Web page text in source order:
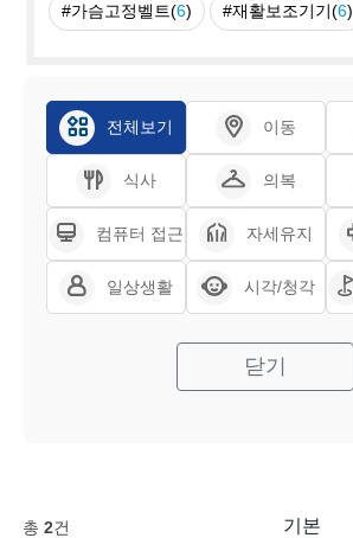
#가슴고정벨트(6) #재활보조기기(6)
전체보기 이동
식사 의복
컴퓨터 접근 자세유지
일상생활 시각/청각
닫기
총2건 기본